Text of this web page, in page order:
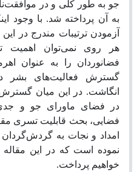
جو به طور کلی و در
به آن پرداخته شد. با وجود
آزمودن ترتیبات مندرج در
هر روی نمی‌توان اهمیت
فضانوردان را به عنوان
گسترش فعالیت‌های بشر
انگاشت. در این میان
در فضای ماورای جو و
فضایی، بحث قابلیت تسری
امداد و نجات به
نموده است که در این
خواهیم پرداخت.